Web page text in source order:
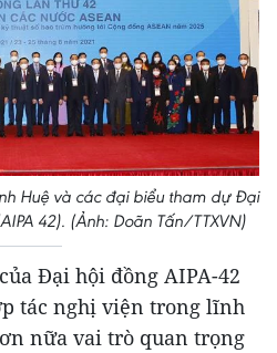
Huệ và các đại biểu tham dự Đại
42). (Ảnh: Doãn Tấn/TTXVN)
Đại hội đồng AIPA-42
tác nghị viện trong lĩnh
nữa vai trò quan trọng